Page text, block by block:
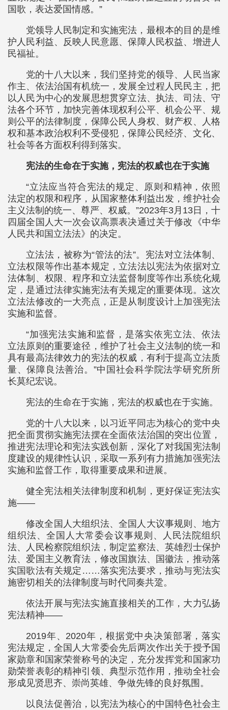
国歌，表达爱国情感。”
党领导人民制定和实施宪法，最根本的目的是维
护人民利益、反映人民意愿、保障人民权益、增进人
民福祉。
党的十八大以来，我们坚持党的领导、人民当家
作主、依法治国有机统一，发展全过程人民民主，把
以人民为中心的发展思想贯穿立法、执法、司法、守
法各个环节，加快完善体现权利公平、机会公平、规
则公平的法律制度，保障公民人身权、财产权、人格
权和基本政治权利不受侵犯，保障公民经济、文化、
社会等各方面权利得到落实。
宪法的生命在于实施，宪法的权威也在于实施
“立法应当符合宪法的规定、原则和精神，依照
法定的权限和程序，从国家整体利益出发，维护社会
主义法制的统一、尊严、权威。”2023年3月13日，十
四届全国人大一次会议高票表决通过关于修改《中华
人民共和国立法法》的决定。
立法法，被称为“管法的法”。宪法对立法体制、
立法权限等作出基本规定，立法法以宪法为依据对立
法体制、权限、程序和立法监督制度等作出系统化规
定，是通过法律实施宪法有关规定的重要体现。这次
立法法修改的一大亮点，正是从制度设计上加强宪法
实施和监督。
“加强宪法实施和监督，是落实依宪立法、依法
立法原则的重要途径，维护了社会主义法制的统一和
具有最高法律效力的宪法的权威，有利于提高立法质
量、保障良法善治。”中国社会科学院法学研究所所
长莫纪宏说。
宪法的生命在于实施，宪法的权威也在于实施。
党的十八大以来，以习近平同志为核心的党中央
把全面贯彻实施宪法摆在全面依法治国的突出位置，
推进宪法理论和宪法实践创新，深化了对我国宪法制
度建设的规律性认识，采取一系列有力措施加强宪法
实施和监督工作，取得重要成果和进展。
健全宪法相关法律制度和机制，更好保证宪法实
施——
修改全国人大组织法、全国人大议事规则、地方
组织法、全国人大常委会议事规则、人民法院组织
法、人民检察院组织法，制定监察法、英雄烈士保护
法、爱国主义教育法，修改国旗法、国徽法，推动落
实国歌法有关规定……落实宪法要求，推动与宪法实
施密切相关的法律制度与时代同奏共跫。
依法开展与宪法实施直接相关的工作，大力弘扬
宪法精神——
2019年、2020年，根据党中央决策部署，落实
宪法规定，全国人大常委会先后两次作出关于授予国
家勋章和国家荣誉称号的决定，充分发挥党和国家功
勋荣誉表彰的精神引领、典型示范作用，推动全社会
形成见贤思齐、崇尚英雄、争做先锋的良好氛围。
以良法促善治，以宪法为核心的中国特色社会主